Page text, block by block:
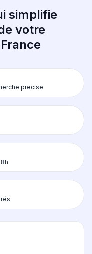
simplifie
votre
précise